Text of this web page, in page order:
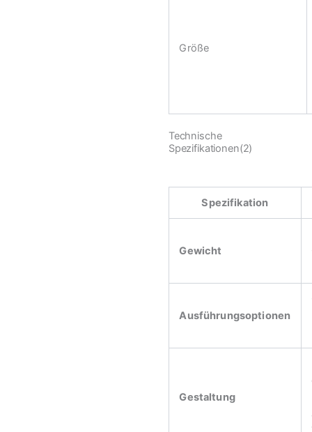
Größe
Technische
Spezifikationen(2)
Spezifikation
Gewicht
Ausführungsoptionen
Gestaltung